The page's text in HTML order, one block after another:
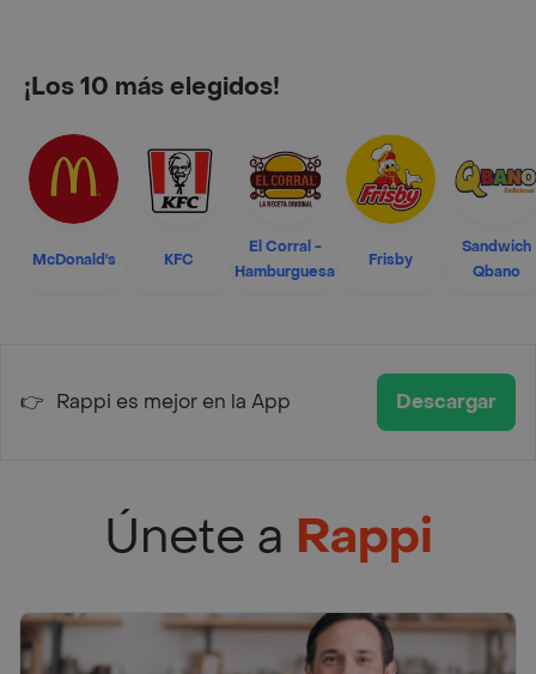
¡Los 10 más elegidos!
McDonald's KFC
El Corral -
Hamburguesa
Frisby
Sandwich
Qbano
👉 Rappi es mejor en la App Descargar
Únete a Rappi